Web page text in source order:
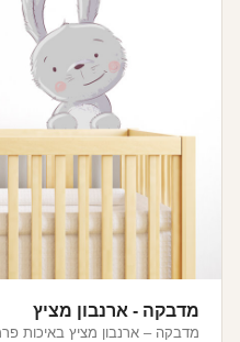
מדבקה - ארנבון מציץ
מדבקה – ארנבון מציץ באיכות